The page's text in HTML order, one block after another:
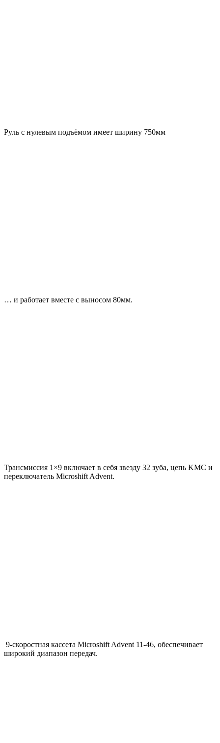
Руль с нулевым подъёмом имеет ширину 750мм
… и работает вместе с выносом 80мм.
Трансмиссия 1×9 включает в себя звезду 32 зуба, цепь KMC и
переключатель Microshift Advent.
9-скоростная кассета Microshift Advent 11-46, обеспечивает
широкий диапазон передач.